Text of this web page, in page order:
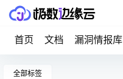
首页 文档 漏洞情报库
全部标签